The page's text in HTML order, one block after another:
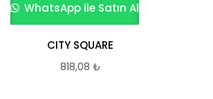
WhatsApp ile Satın Al
CITY SQUARE
818,08 ₺